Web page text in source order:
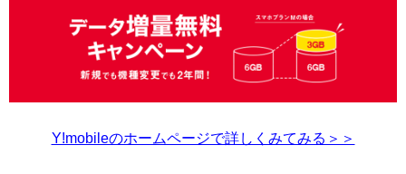
Y!mobileのホームページで詳しくみてみる＞＞